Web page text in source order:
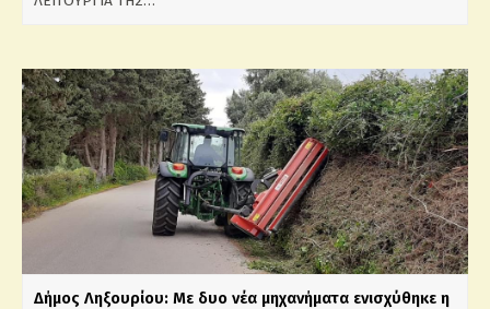
Δήμος Ληξουρίου: Με δυο νέα μηχανήματα ενισχύθηκε η